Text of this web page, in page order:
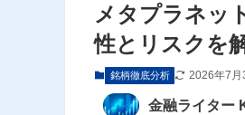
メタプラネッ
性とリスクを
銘柄徹底分析 2026年7月
金融ライター